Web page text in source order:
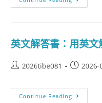
英文解答書：用英
2026tibe081 2026-
Continue Reading